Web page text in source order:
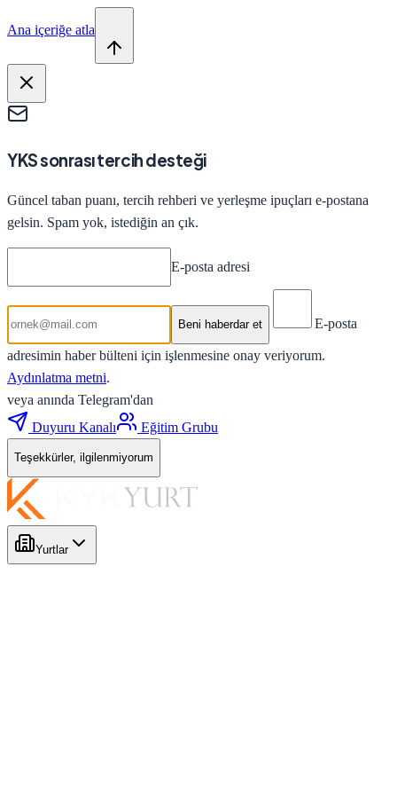
Ana içeriğe atla
YKS sonrası tercih desteği
Güncel taban puanı, tercih rehberi ve yerleşme ipuçları e-postana
gelsin. Spam yok, istediğin an çık.
E-posta adresi
Beni haberdar et E-posta
adresimin haber bülteni için işlenmesine onay veriyorum.
Aydınlatma metni.
veya anında Telegram'dan
Duyuru Kanalı
Eğitim Grubu
Teşekkürler, ilgilenmiyorum
Yurtlar